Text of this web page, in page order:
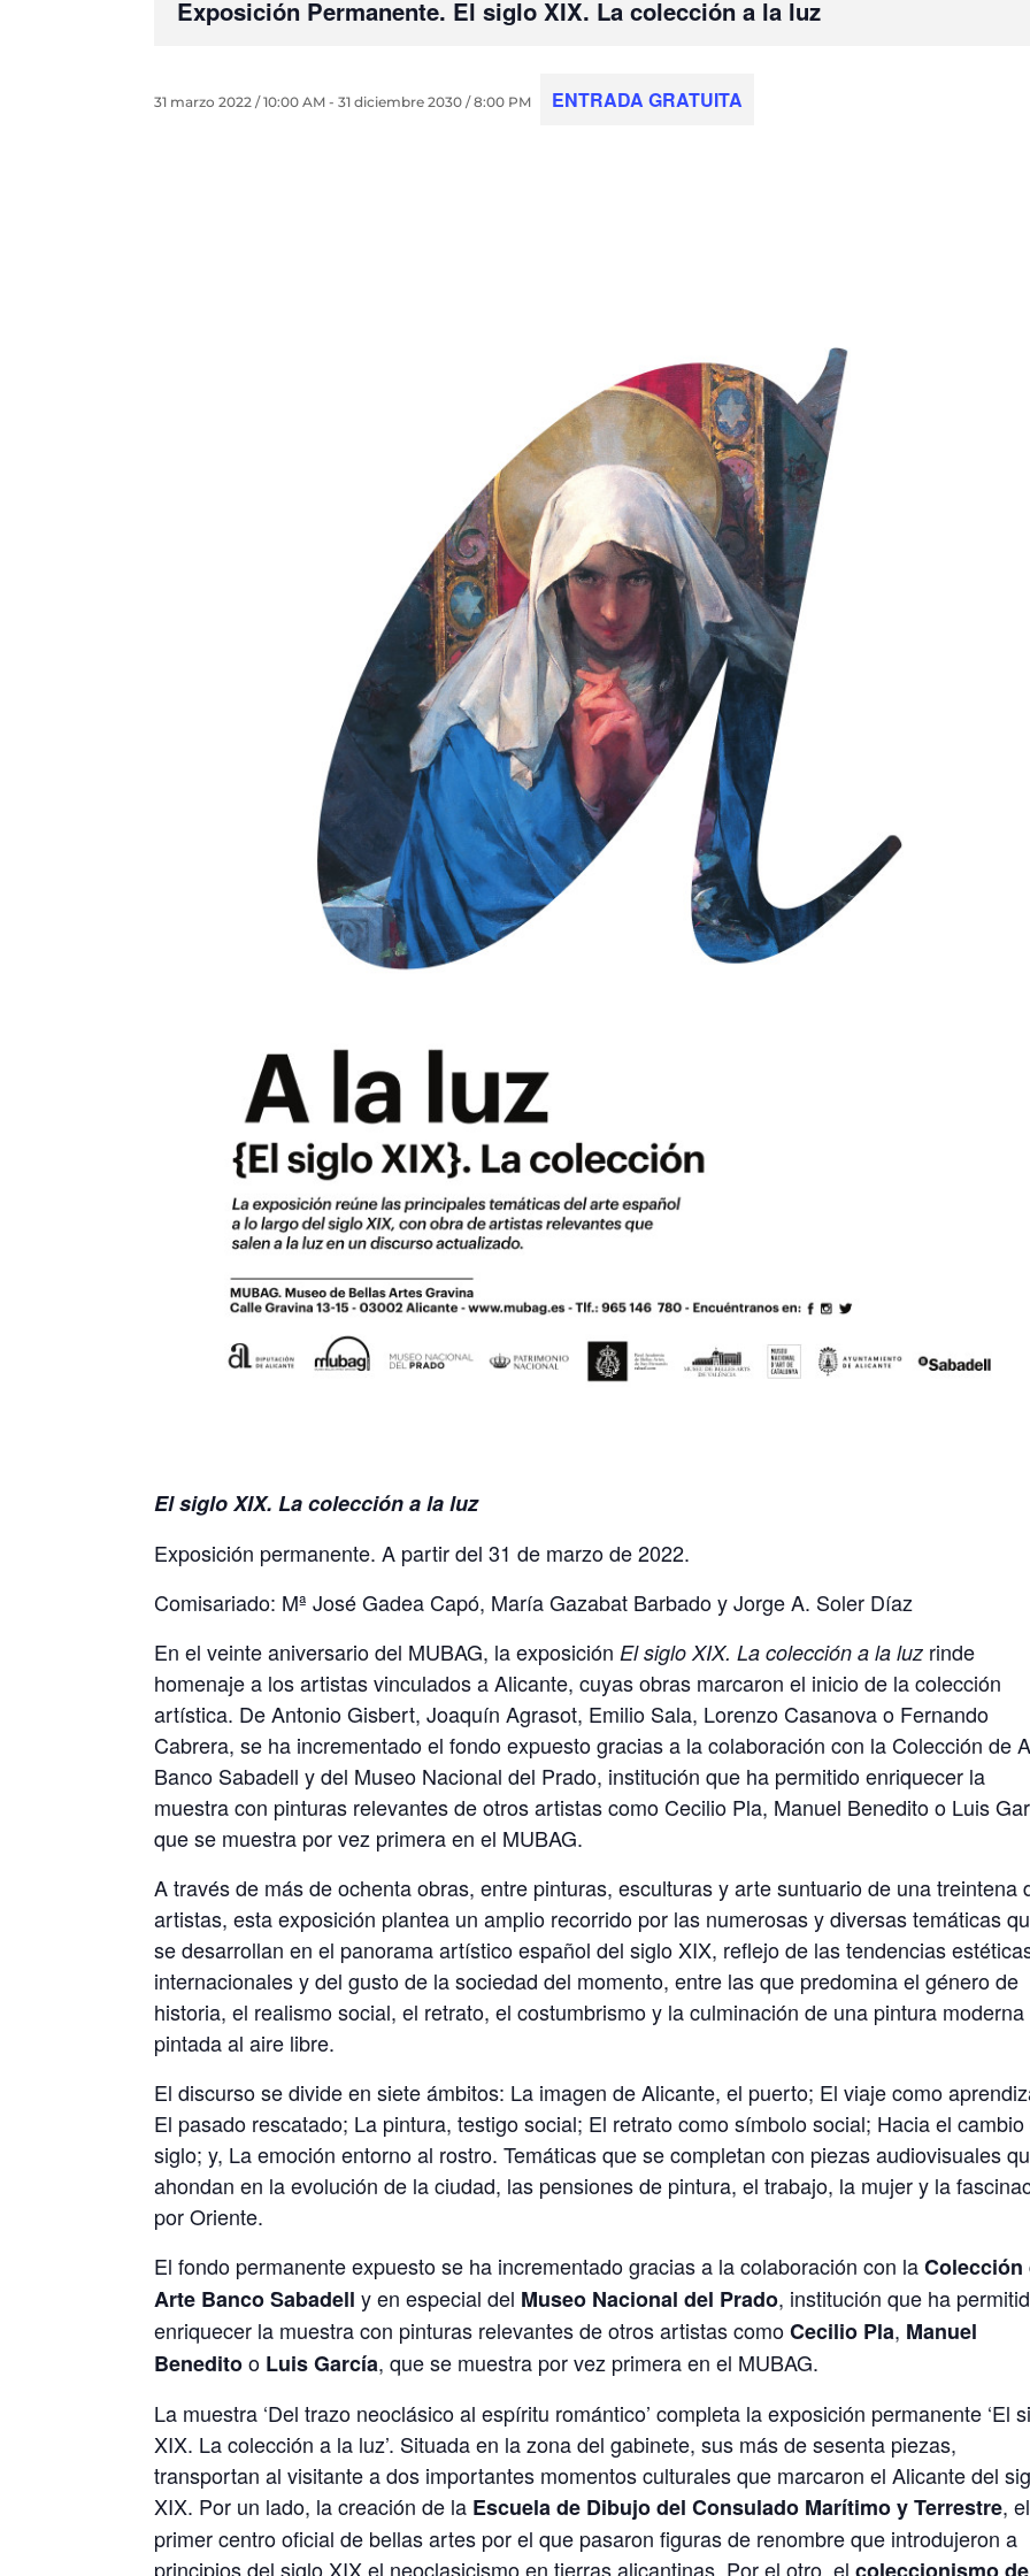
Exposición Permanente. El siglo XIX. La colección a la luz
31 marzo 2022 / 10:00 AM -31 diciembre 2030 / 8:00 PM ENTRADA GRATUITA
El siglo XIX. La colección a la luz
Exposición permanente. A partir del 31 de marzo de 2022.
Comisariado: Mª José Gadea Capó, María Gazabat Barbado y Jorge A. Soler Díaz
En el veinte aniversario del MUBAG, la exposiciónEl siglo XIX. La colección a la luz rinde
homenaje a los artistas vinculados a Alicante, cuyas obras marcaron el inicio de la colección
artística. De Antonio Gisbert, Joaquín Agrasot, Emilio Sala, Lorenzo Casanova o Fernando
Cabrera, se ha incrementado el fondo expuesto gracias a la colaboración con la Colección de
Banco Sabadell y del Museo Nacional del Prado, institución que ha permitido enriquecer la
muestra con pinturas relevantes de otros artistas como Cecilio Pla, Manuel Benedito o Luis
que se muestra por vez primera en el MUBAG.
A través de más de ochenta obras, entre pinturas, esculturas y arte suntuario de una treintena
artistas, esta exposición plantea un amplio recorrido por las numerosas y diversas temáticas
se desarrollan en el panorama artístico español del siglo XIX, reflejo de las tendencias
internacionales y del gusto de la sociedad del momento, entre las que predomina el género de
historia, el realismo social, el retrato, el costumbrismo y la culminación de una pintura moderna
pintada al aire libre.
El discurso se divide en siete ámbitos: La imagen de Alicante, el puerto; El viaje como
El pasado rescatado; La pintura, testigo social; El retrato como símbolo social; Hacia el cambio
siglo; y, La emoción entorno al rostro. Temáticas que se completan con piezas audiovisuales
ahondan en la evolución de la ciudad, las pensiones de pintura, el trabajo, la mujer y la
por Oriente.
El fondo permanente expuesto se ha incrementado gracias a la colaboración con laColección
Arte Banco Sabadell y en especial del Museo Nacional del Prado, institución que ha
enriquecer la muestra con pinturas relevantes de otros artistas comoCecilio Pla, Manuel
Beneditoo Luis García, que se muestra por vez primera en el MUBAG.
La muestra ‘Del trazo neoclásico al espíritu romántico’ completa la exposición permanente ‘El
XIX. La colección a la luz’. Situada en la zona del gabinete, sus más de sesenta piezas,
transportan al visitante a dos importantes momentos culturales que marcaron el Alicante del
XIX. Por un lado, la creación de la Escuela de Dibujo del Consulado Marítimo y Terrestre, el
primer centro oficial de bellas artes por el que pasaron figuras de renombre que introdujeron a
principios del siglo XIX el neoclasicismo en tierras alicantinas. Por el otro, el